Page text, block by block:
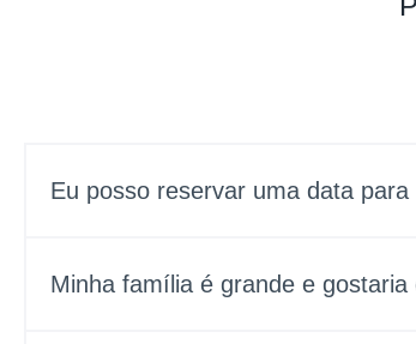
Eu posso reservar uma data
Minha família é grande e